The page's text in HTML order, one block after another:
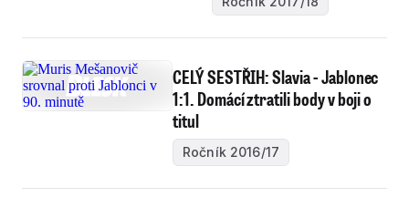
CELÝ SESTŘIH: Slavia - Jablonec
1:1. Domácí ztratili body v boji o
titul
Ročník 2016/17